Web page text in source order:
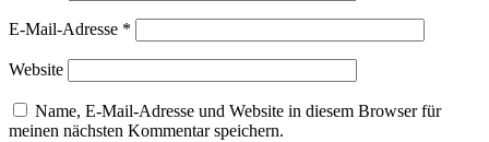
E-Mail-Adresse *
Website
Name, E-Mail-Adresse und Website in diesem Browser für
meinen nächsten Kommentar speichern.